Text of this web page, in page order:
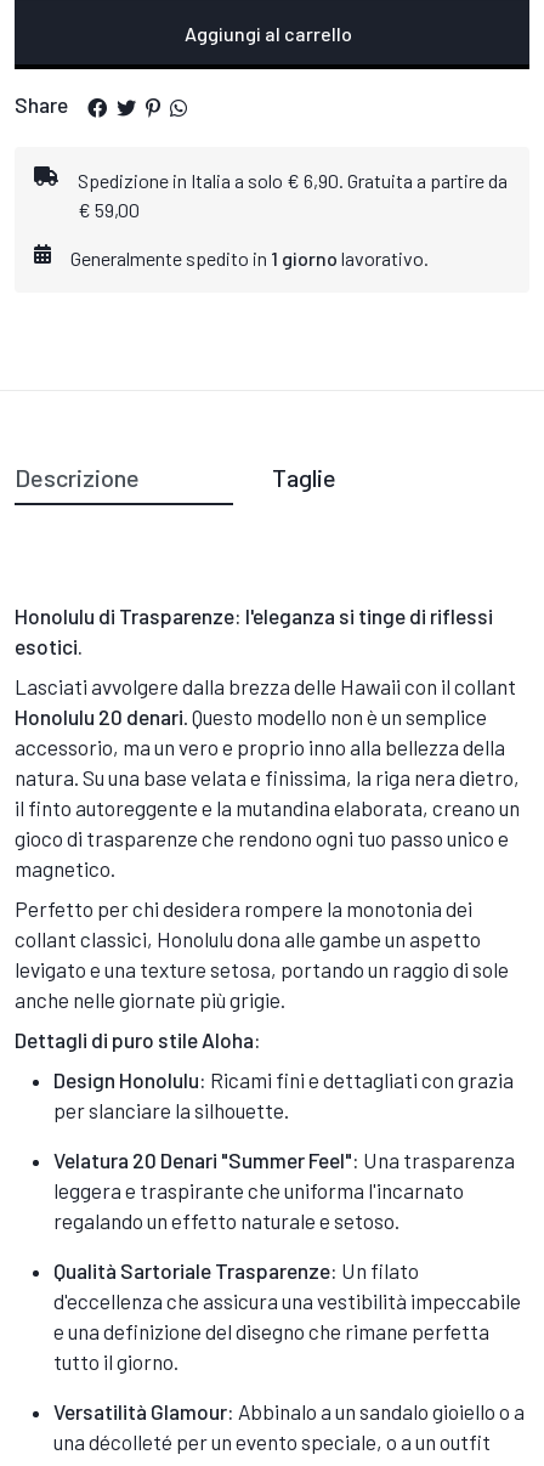
Aggiungi al carrello
Share
Spedizione in Italia a solo € 6,90. Gratuita a partire da
€ 59,00
Generalmente spedito in 1 giorno lavorativo.
Descrizione Taglie
Honolulu di Trasparenze: l'eleganza si tinge di riflessi
esotici.
Lasciati avvolgere dalla brezza delle Hawaii con il collant
Honolulu 20 denari . Questo modello non è un semplice
accessorio, ma un vero e proprio inno alla bellezza della
natura. Su una base velata e finissima, la riga nera dietro,
il finto autoreggente e la mutandina elaborata, creano un
gioco di trasparenze che rendono ogni tuo passo unico e
magnetico.
Perfetto per chi desidera rompere la monotonia dei
collant classici, Honolulu dona alle gambe un aspetto
levigato e una texture setosa, portando un raggio di sole
anche nelle giornate più grigie.
Dettagli di puro stile Aloha:
Design Honolulu: Ricami fini e dettagliati con grazia
per slanciare la silhouette.
Velatura 20 Denari "Summer Feel": Una trasparenza
leggera e traspirante che uniforma l'incarnato
regalando un effetto naturale e setoso.
Qualità Sartoriale Trasparenze: Un filato
d'eccellenza che assicura una vestibilità impeccabile
e una definizione del disegno che rimane perfetta
tutto il giorno.
Versatilità Glamour: Abbinalo a un sandalo gioiello o a
una décolleté per un evento speciale, o a un outfit